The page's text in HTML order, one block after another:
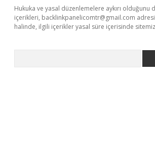
Hukuka ve yasal düzenlemelere aykırı olduğunu
içerikleri, backlinkpanelicomtr@gmail.com
halinde, ilgili içerikler yasal süre içerisinde